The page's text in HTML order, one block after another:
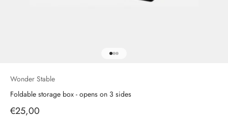
Wonder Stable
Foldable storage box - opens on 3 sides
Prix de vente
€25,00